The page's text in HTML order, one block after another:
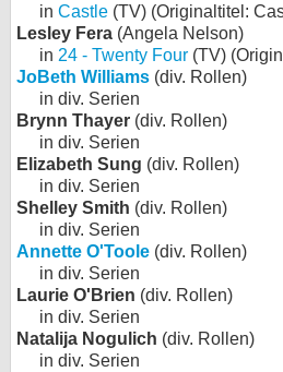
in Castle (TV) (Originaltitel:
Lesley Fera (Angela Nelson)
in 24 - Twenty Four (TV)
JoBeth Williams (div. Rollen)
in div. Serien
Brynn Thayer (div. Rollen)
in div. Serien
Elizabeth Sung (div. Rollen)
in div. Serien
Shelley Smith (div. Rollen)
in div. Serien
Annette O'Toole (div. Rollen)
in div. Serien
Laurie O'Brien (div. Rollen)
in div. Serien
Natalija Nogulich (div. Rollen)
in div. Serien